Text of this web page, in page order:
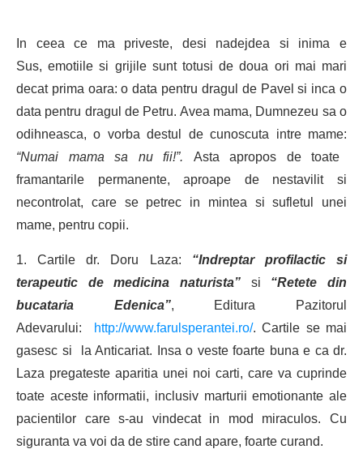
In ceea ce ma priveste, desi nadejdea si inima e
Sus, emotiile si grijile sunt totusi de doua ori mai mari
decat prima oara: o data pentru dragul de Pavel si inca o
data pentru dragul de Petru. Avea mama, Dumnezeu sa o
odihneasca, o vorba destul de cunoscuta intre mame:
“Numai mama sa nu fii!”. Asta apropos de toate
framantarile permanente, aproape de nestavilit si
necontrolat, care se petrec in mintea si sufletul unei
mame, pentru copii.
1. Cartile dr. Doru Laza: “Indreptar profilactic si
terapeutic de medicina naturista” si “Retete din
bucataria Edenica”, Editura Pazitorul
Adevarului:
http://www.farulsperantei.ro/. Cartile se mai
gasesc si la Anticariat. Insa o veste foarte buna e ca dr.
Laza pregateste aparitia unei noi carti, care va cuprinde
toate aceste informatii, inclusiv marturii emotionante ale
pacientilor care s-au vindecat in mod miraculos. Cu
siguranta va voi da de stire cand apare, foarte curand.